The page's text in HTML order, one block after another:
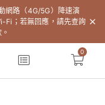
網路（4G/5G）降速演
Fi；若無回應，請先查詢
0